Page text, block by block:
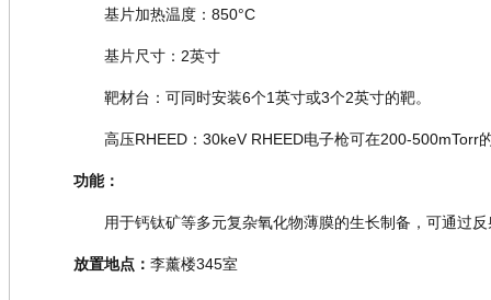
基片加热温度： 850°C
基片尺寸： 2英寸
靶材台：可同时安装6个1英寸或3个2英寸的靶。
高压RHEED ： 30keV RHEED电子枪可在200-500mTorr
功能：
用于钙钛矿等多元复杂氧化物薄膜的生长制备，可通过
放置地点： 李薰楼345室